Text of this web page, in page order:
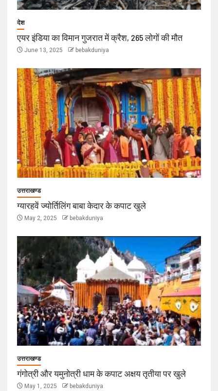
देश
एयर इंडिया का विमान गुजरात में क्रैश, 265 लोगों की मौत
June 13, 2025 bebakduniya
उत्तराखण्ड
ग्यारहवें ज्योर्तिलिंग बाबा केदार के कपाट खुले
May 2, 2025 bebakduniya
उत्तराखण्ड
गंगोत्री और यमुनोत्री धाम के कपाट अक्षय तृतीया पर खुले
May 1, 2025 bebakduniya